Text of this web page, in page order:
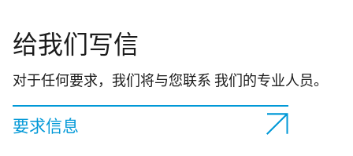
给我们写信
对于任何要求，我们将与您联系 我们的专业人员。
要求信息